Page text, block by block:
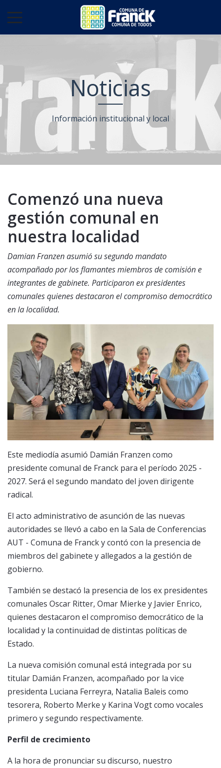
Noticias
Información institucional y local
Comenzó una nueva
gestión comunal en
nuestra localidad
Damian Franzen asumió su segundo mandato
acompañado por los flamantes miembros de comisión e
integrantes de gabinete. Participaron ex presidentes
comunales quienes destacaron el compromiso democrático
en la localidad.
Este mediodía asumió Damián Franzen como
presidente comunal de Franck para el período 2025 -
2027. Será el segundo mandato del joven dirigente
radical.
El acto administrativo de asunción de las nuevas
autoridades se llevó a cabo en la Sala de Conferencias
AUT - Comuna de Franck y contó con la presencia de
miembros del gabinete y allegados a la gestión de
gobierno.
También se destacó la presencia de los ex presidentes
comunales Oscar Ritter, Omar Mierke y Javier Enrico,
quienes destacaron el compromiso democrático de la
localidad y la continuidad de distintas políticas de
Estado.
La nueva comisión comunal está integrada por su
titular Damián Franzen, acompañado por la vice
presidenta Luciana Ferreyra, Natalia Baleis como
tesorera, Roberto Merke y Karina Vogt como vocales
primero y segundo respectivamente.
Perfil de crecimiento
A la hora de pronunciar su discurso, nuestro